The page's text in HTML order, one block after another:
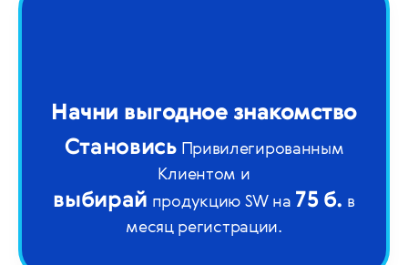
Начни выгодное знакомство
Становись Привилегированным
Клиентом и
выбирай продукцию SW на 75 б. в
месяц регистрации.